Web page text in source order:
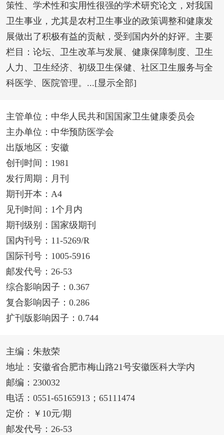
策性、学术性和实用性很强的学术研究论文，对我国
卫生事业，尤其是农村卫生事业的政策调整和健康发
展做出了积极有益的贡献，受到国内外的好评。主要
栏目：论坛、卫生改革与发展、健康保障制度、卫生
人力、卫生经济、初级卫生保健、社区卫生服务与全
科医学、医院管理。...[显示全部]
主管单位：中华人民共和国国家卫生健康委员会
主办单位：中华预防医学会
出版地区：安徽
创刊时间：1981
发行周期：月刊
期刊开本：A4
见刊时间：1个月内
期刊级别：国家级期刊
国内刊号：11-5269/R
国际刊号：1005-5916
邮发代号：26-53
综合影响因子：0.367
复合影响因子：0.286
扩刊版影响因子：0.744
主编：朱敖荣
地址：安徽省合肥市梅山路21号安徽医科大学内
邮编：230032
电话：0551-65165913；65111474
定价：￥10元/期
邮发代号：26-53